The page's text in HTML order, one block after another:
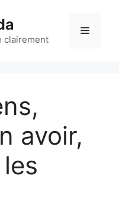
clairement
Menu
avoir,